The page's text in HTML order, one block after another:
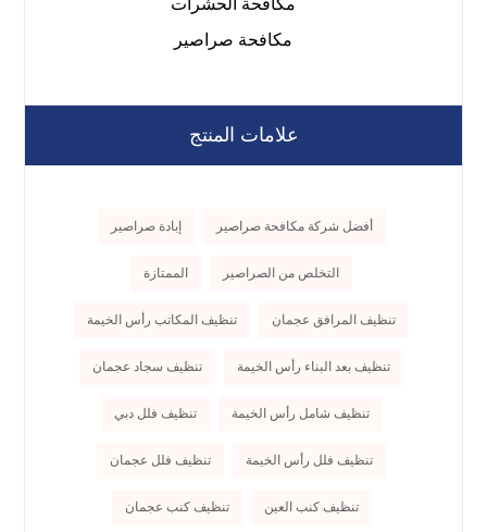
مكافحة صراصير
علامات المنتج
أفضل شركة مكافحة صراصير إبادة صراصير
التخلص من الصراصير الممتازة
تنظيف المرافق عجمان تنظيف المكاتب رأس الخيمة
تنظيف بعد البناء رأس الخيمة تنظيف سجاد عجمان
تنظيف شامل رأس الخيمة تنظيف فلل دبي
تنظيف فلل رأس الخيمة تنظيف فلل عجمان
تنظيف كنب العين تنظيف كنب عجمان